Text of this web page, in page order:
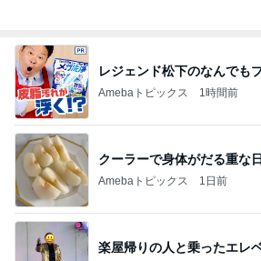
楽屋帰りの人と乗ったエレ
Amebaトピックス 17時間前
奥さんに感謝した洗濯と洗